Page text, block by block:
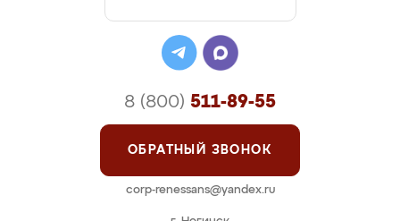
8 (800) 511-89-55
ОБРАТНЫЙ ЗВОНОК
corp-renessans@yandex.ru